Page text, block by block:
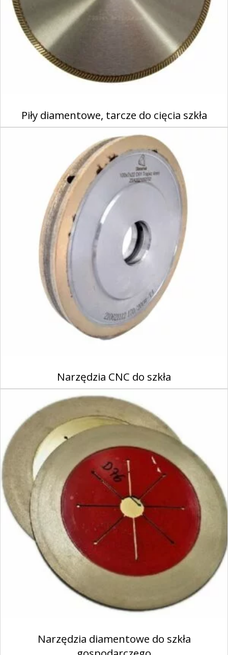
Piły diamentowe, tarcze do cięcia szkła
Narzędzia CNC do szkła
Narzędzia diamentowe do szkła